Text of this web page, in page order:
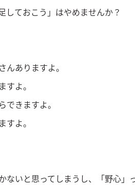
しておこう」はやめませんか？
ありますよ。
よ。
きますよ。
よ。
ないと思ってしまうし、「野心」